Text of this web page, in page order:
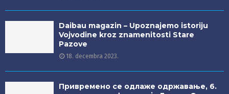
Daibau magazin – Upoznajemo istoriju
Vojvodine kroz znamenitosti Stare
Pazove
18. decembra 2023.
Привремено се одлаже одржавање, 6.